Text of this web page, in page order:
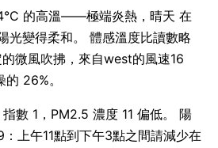
的高溫——極端炎熱，晴天 在
光變得柔和。 體感溫度比讀數略
微風吹拂，來自west的風速16
26%。
數 1，PM2.5 濃度 11 偏低。 陽
上午11點到下午3點之間請減少在